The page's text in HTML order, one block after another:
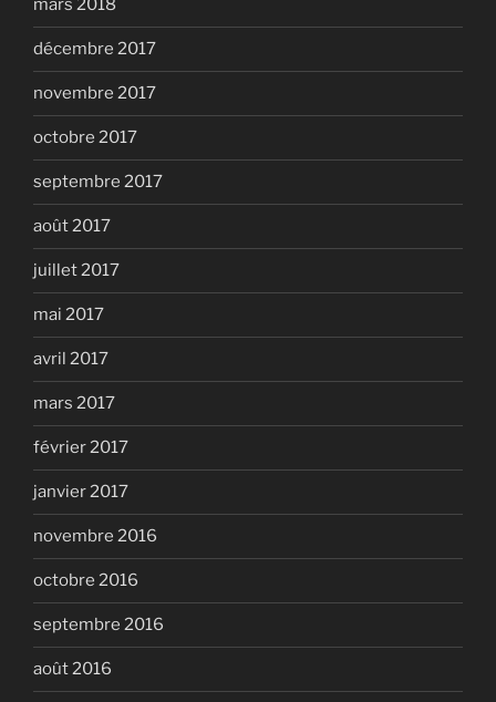
mars 2018
décembre 2017
novembre 2017
octobre 2017
septembre 2017
août 2017
juillet 2017
mai 2017
avril 2017
mars 2017
février 2017
janvier 2017
novembre 2016
octobre 2016
septembre 2016
août 2016